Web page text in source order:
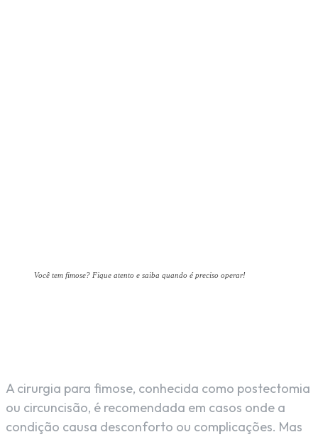
Você tem fimose? Fique atento e saiba quando é preciso operar!
A cirurgia para fimose, conhecida como postectomia
ou circuncisão, é recomendada em casos onde a
condição causa desconforto ou complicações. Mas